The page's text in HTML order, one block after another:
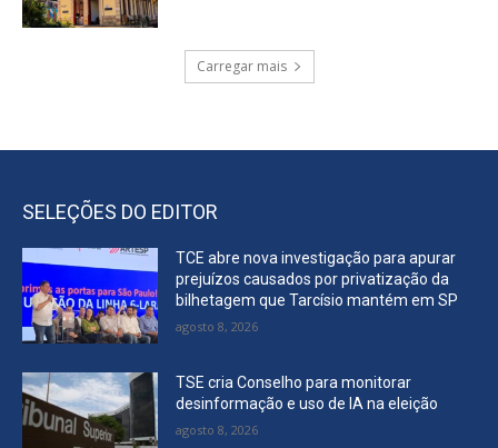
Carregar mais
SELEÇÕES DO EDITOR
TCE abre nova investigação para apurar
prejuízos causados por privatização da
bilhetagem que Tarcísio mantém em SP
agosto 8, 2026
TSE cria Conselho para monitorar
desinformação e uso de IA na eleição
agosto 8, 2026